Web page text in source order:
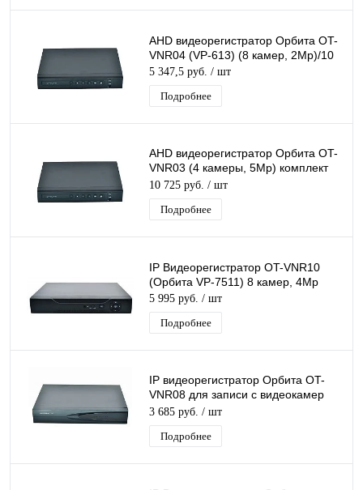
AHD видеорегистратор Орбита OT-
VNR04 (VP-613) (8 камер, 2Мр)/10
5 347,5 руб. / шт
Подробнее
AHD видеорегистратор Орбита OT-
VNR03 (4 камеры, 5Мр) комплект
блок питания, мышь USB
10 725 руб. / шт
Подробнее
IP Видеорегистратор OT-VNR10
(Орбита VР-7511) 8 камер, 4Мр
5 995 руб. / шт
Подробнее
IP видеорегистратор Орбита OT-
VNR08 для записи с видеокамер
(16 камер разрешением до 5Мр)
3 685 руб. / шт
Подробнее